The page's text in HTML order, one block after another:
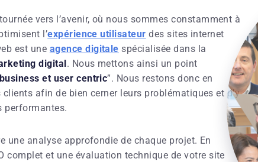
vers l’avenir, où nous sommes constamment à
l’expérience utilisateur des sites internet
est une agence digitale spécialisée dans la
digital. Nous mettons ainsi un point
business et user centric”. Nous restons donc en
clients afin de bien cerner leurs problématiques et d’y
performantes.
une analyse approfondie de chaque projet. En
complet et une évaluation technique de votre site